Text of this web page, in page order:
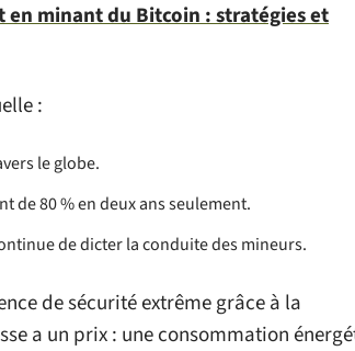
en minant du Bitcoin : stratégies et
:
le globe.
de 80 % en deux ans seulement.
de dicter la conduite des mineurs.
de sécurité extrême grâce à la
a un prix : une consommation